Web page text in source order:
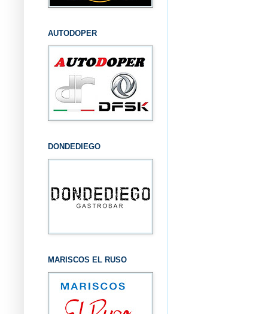
AUTODOPER
DONDEDIEGO
MARISCOS EL RUSO